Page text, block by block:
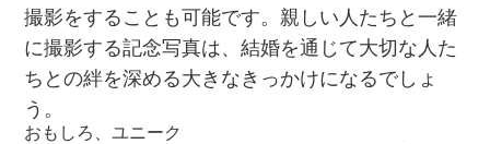
撮影をすることも可能です。親しい人たちと一緒
に撮影する記念写真は、結婚を通じて大切な人た
ちとの絆を深める大きなきっかけになるでしょ
う。
おもしろ、ユニーク